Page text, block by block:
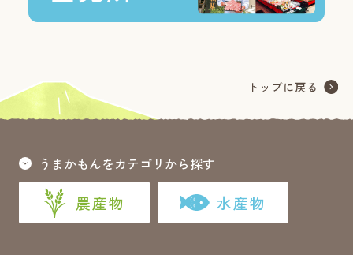
うまかもんをカテゴリから探す
農産物 水産物